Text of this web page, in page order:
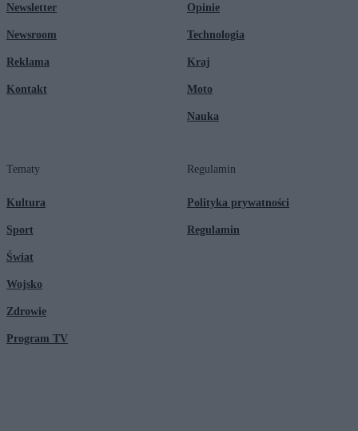
Newsletter
Newsroom
Reklama
Kontakt
Opinie
Technologia
Kraj
Moto
Nauka
Tematy
Kultura
Sport
Świat
Wojsko
Zdrowie
Program TV
Regulamin
Polityka prywatności
Regulamin